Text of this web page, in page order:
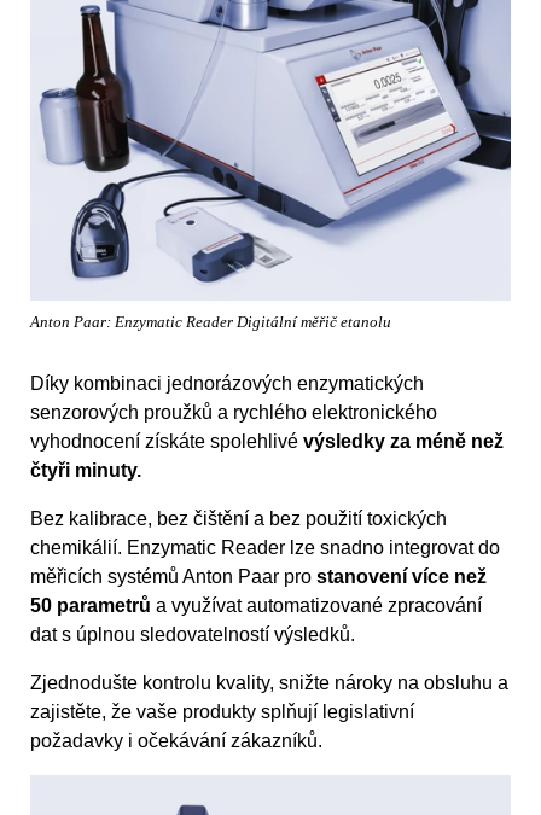
Anton Paar: Enzymatic Reader Digitální měřič etanolu
Díky kombinaci jednorázových enzymatických
senzorových proužků a rychlého elektronického
vyhodnocení získáte spolehlivé výsledky za méně než
čtyři minuty.
Bez kalibrace, bez čištění a bez použití toxických
chemikálií. Enzymatic Reader lze snadno integrovat do
měřicích systémů Anton Paar pro stanovení více než
50 parametrů a využívat automatizované zpracování
dat s úplnou sledovatelností výsledků.
Zjednodušte kontrolu kvality, snižte nároky na obsluhu a
zajistěte, že vaše produkty splňují legislativní
požadavky i očekávání zákazníků.